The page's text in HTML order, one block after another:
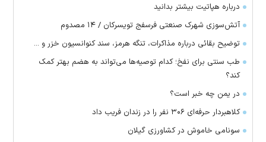
درباره هپاتیت بیشتر بدانید
آتش‌سوزی شهرک صنعتی فرسفج تویسرکان / ۱۴ مصدوم
توضیح بقائی درباره مذاکرات، تنگه هرمز، سند کنوانسیون خزر و ...
طب سنتی برای نفخ؛ کدام توصیه‌ها می‌تواند به هضم بهتر کمک
کند؟
در یمن چه خبر است؟
کلاهبردار حرفه‌ای ۳۰۶ نفر را در زندان فریب داد
سونامی خاموش در کشاورزی گیلان